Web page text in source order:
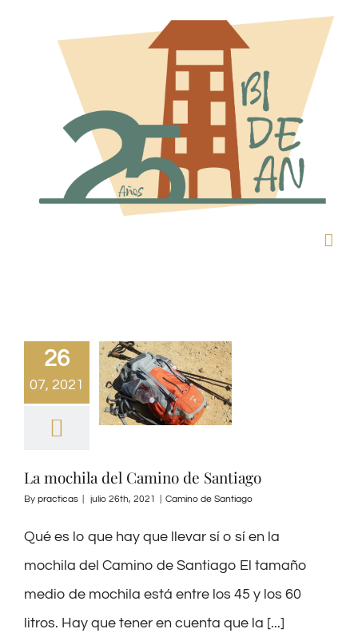
26
07, 2021
La mochila del Camino de Santiago
By practicas julio 26th, 2021 Camino de Santiago
Qué es lo que hay que llevar sí o sí en la
mochila del Camino de Santiago El tamaño
medio de mochila está entre los 45 y los 60
litros. Hay que tener en cuenta que la [...]